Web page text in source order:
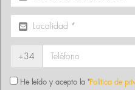
+34
He leído y acepto la "Política de